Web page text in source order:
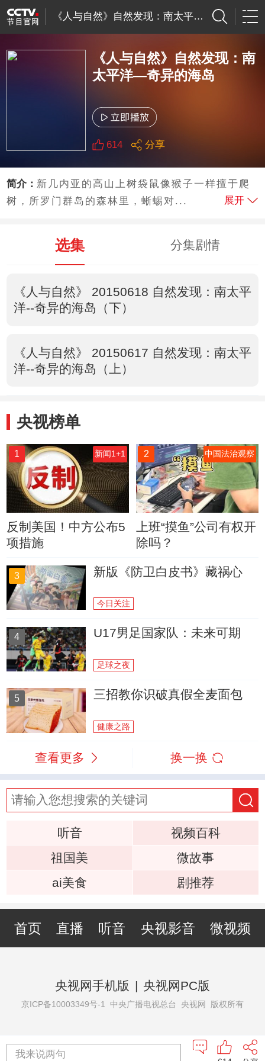
《人与自然》自然发现：南太平洋—奇异的海岛
《人与自然》自然发现：南
太平洋—奇异的海岛
614 分享
简介： 新几内亚的高山上树袋鼠像猴子一样擅于爬
树，所罗门群岛的森林里，蜥蜴对...
展开
选集 分集剧情
《人与自然》 20150618 自然发现：南太平
洋--奇异的海岛（下）
《人与自然》 20150617 自然发现：南太平
洋--奇异的海岛（上）
央视榜单
1 新闻1+1
反制美国！中方公布5
项措施
2 中国法治观察
上班“摸鱼”公司有权开
除吗？
3 新版《防卫白皮书》藏祸心
今日关注
4 U17男足国家队：未来可期
足球之夜
5 三招教你识破真假全麦面包
健康之路
查看更多 换一换
听音
视频百科
祖国美
微故事
ai美食
剧推荐
首页 直播 听音 央视影音 微视频
央视网手机版 | 央视网PC版
京ICP备10003349号-1 中央广播电视总台 央视网 版权所有
我来说两句